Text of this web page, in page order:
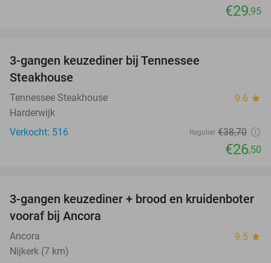
€29,95
3-gangen keuzediner bij Tennessee
Steakhouse
Tennessee Steakhouse 9.6 star
Harderwijk
Verkocht: 516
Regulier €38,70
€26,50
29%
3-gangen keuzediner + brood en kruidenboter
vooraf bij Ancora
Ancora 9.5 star
Nijkerk (7 km)